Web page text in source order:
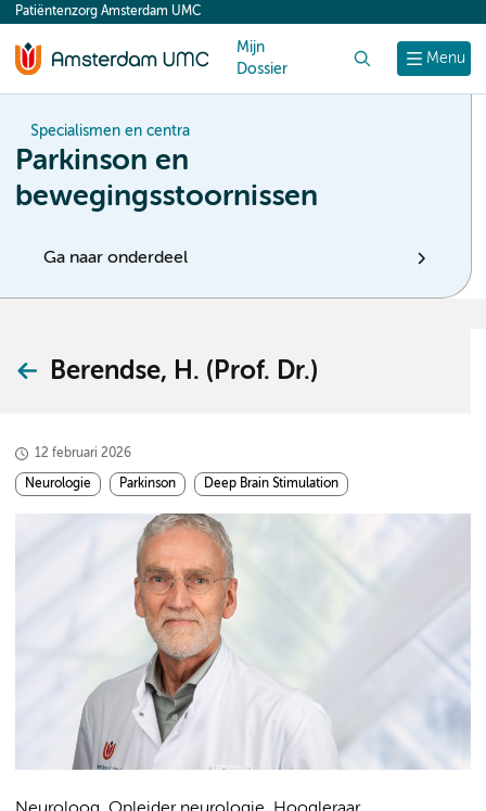
content
Menu
Patiëntenzorg Amsterdam UMC
Mijn
Dossier
Specialismen en centra
Parkinson en
bewegingsstoornissen
Ga naar onderdeel
Berendse, H. (Prof. Dr.)
12 februari 2026
Neurologie Parkinson Deep Brain Stimulation